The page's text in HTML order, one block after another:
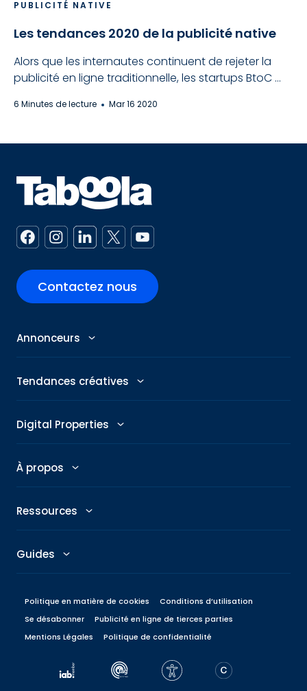
PUBLICITÉ NATIVE
Les tendances 2020 de la publicité native
Alors que les internautes continuent de rejeter la
publicité en ligne traditionnelle, les startups BtoC ...
6 Minutes de lecture Mar 16 2020
Contactez nous
Annonceurs
Annonceurs
Creative Shop
Connexity
Tendances créatives
Tendances publicitaires
Analyseur de titres
Digital Properties
Éditeurs
Skimlinks
À propos
Notre Histoire
Bureaux
Communiqués de presse
Management
Ressources
Marketing Hub
Toutes nos ressources
Guides
Objectifs de marketing à la performance
CRO & SEO
Politique en matière de cookies
Conditions d’utilisation
Se désabonner
Publicité en ligne de tierces parties
Mentions Légales
Politique de confidentialité